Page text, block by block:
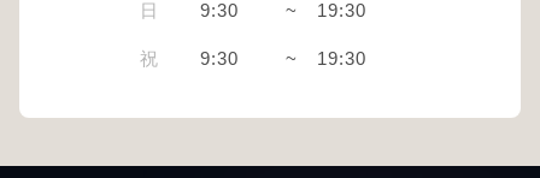
日 9:30 ~ 19:30
祝 9:30 ~ 19:30